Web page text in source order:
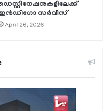
സര്‍വീസ്
April 26, 2026